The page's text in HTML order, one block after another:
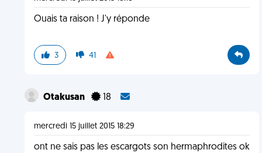
Ouais ta raison ! J'y réponde
3 41
Otakusan 18
mercredi 15 juillet 2015 18:29
ont ne sais pas les escargots son hermaphrodites ok